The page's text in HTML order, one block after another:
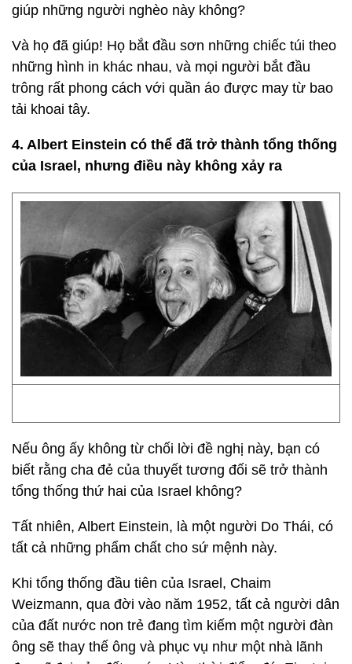
giúp những người nghèo này không?
Và họ đã giúp! Họ bắt đầu sơn những chiếc túi theo
những hình in khác nhau, và mọi người bắt đầu
trông rất phong cách với quần áo được may từ bao
tải khoai tây.
4. Albert Einstein có thể đã trở thành tổng thống
của Israel, nhưng điều này không xảy ra
Nếu ông ấy không từ chối lời đề nghị này, bạn có
biết rằng cha đẻ của thuyết tương đối sẽ trở thành
tổng thống thứ hai của Israel không?
Tất nhiên, Albert Einstein, là một người Do Thái, có
tất cả những phẩm chất cho sứ mệnh này.
Khi tổng thống đầu tiên của Israel, Chaim
Weizmann, qua đời vào năm 1952, tất cả người dân
của đất nước non trẻ đang tìm kiếm một người đàn
ông sẽ thay thế ông và phục vụ như một nhà lãnh